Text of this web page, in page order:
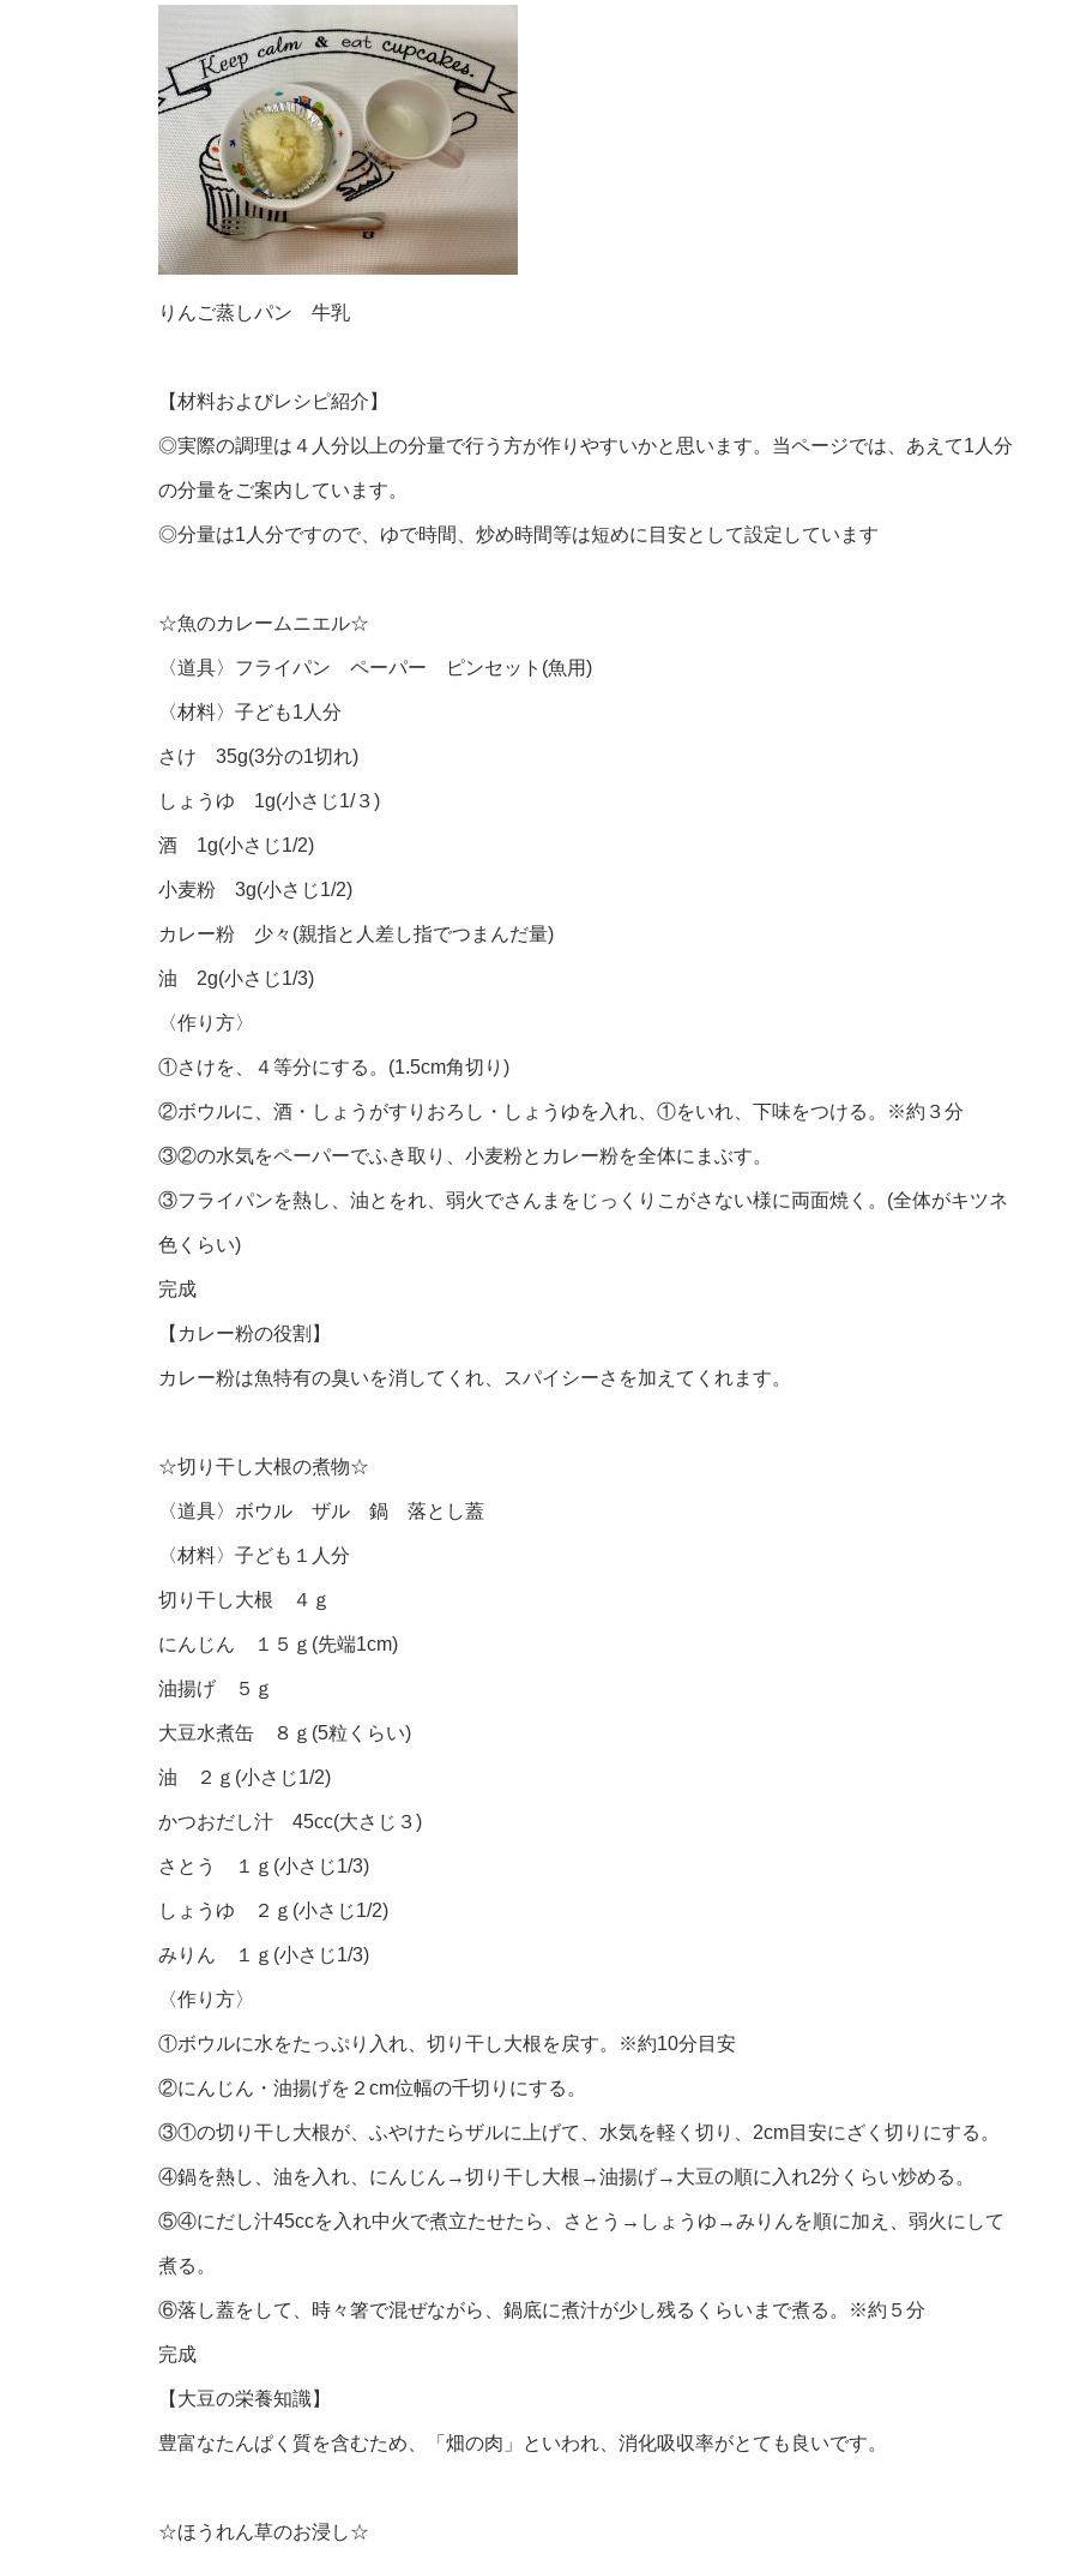
りんご蒸しパン 牛乳
【材料およびレシピ紹介】
◎実際の調理は４人分以上の分量で行う方が作りやすいかと思います。当ページでは、あえて1人分
の分量をご案内しています。
◎分量は1人分ですので、ゆで時間、炒め時間等は短めに目安として設定しています
☆魚のカレームニエル☆
〈道具〉フライパン ペーパー ピンセット(魚用)
〈材料〉子ども1人分
さけ 35g(3分の1切れ)
しょうゆ 1g(小さじ1/３)
酒 1g(小さじ1/2)
小麦粉 3g(小さじ1/2)
カレー粉 少々(親指と人差し指でつまんだ量)
油 2g(小さじ1/3)
〈作り方〉
①さけを、４等分にする。(1.5cm角切り)
②ボウルに、酒・しょうがすりおろし・しょうゆを入れ、①をいれ、下味をつける。※約３分
③②の水気をペーパーでふき取り、小麦粉とカレー粉を全体にまぶす。
③フライパンを熱し、油とをれ、弱火でさんまをじっくりこがさない様に両面焼く。(全体がキツネ
色くらい)
完成
【カレー粉の役割】
カレー粉は魚特有の臭いを消してくれ、スパイシーさを加えてくれます。
☆切り干し大根の煮物☆
〈道具〉ボウル ザル 鍋 落とし蓋
〈材料〉子ども１人分
切り干し大根 ４ｇ
にんじん １５ｇ(先端1cm)
油揚げ ５ｇ
大豆水煮缶 ８ｇ(5粒くらい)
油 ２ｇ(小さじ1/2)
かつおだし汁 45cc(大さじ３)
さとう １ｇ(小さじ1/3)
しょうゆ ２ｇ(小さじ1/2)
みりん １ｇ(小さじ1/3)
〈作り方〉
①ボウルに水をたっぷり入れ、切り干し大根を戻す。※約10分目安
②にんじん・油揚げを２cm位幅の千切りにする。
③①の切り干し大根が、ふやけたらザルに上げて、水気を軽く切り、2cm目安にざく切りにする。
④鍋を熱し、油を入れ、にんじん→切り干し大根→油揚げ→大豆の順に入れ2分くらい炒める。
⑤④にだし汁45ccを入れ中火で煮立たせたら、さとう→しょうゆ→みりんを順に加え、弱火にして
煮る。
⑥落し蓋をして、時々箸で混ぜながら、鍋底に煮汁が少し残るくらいまで煮る。※約５分
完成
【大豆の栄養知識】
豊富なたんぱく質を含むため、「畑の肉」といわれ、消化吸収率がとても良いです。
☆ほうれん草のお浸し☆